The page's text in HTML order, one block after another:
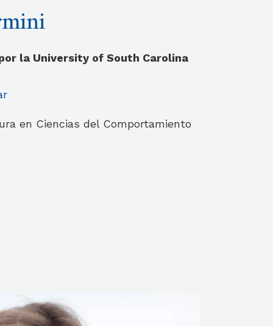
la University of South Carolina
en Ciencias del Comportamiento